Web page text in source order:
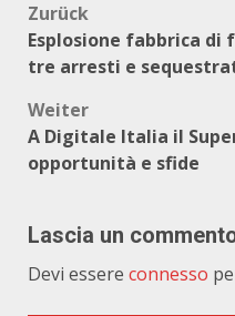
Zurück
Esplosione fabbrica di
tre arresti e
Weiter
A Digitale Italia il
opportunità e sfide
Lascia un
Devi essere connesso